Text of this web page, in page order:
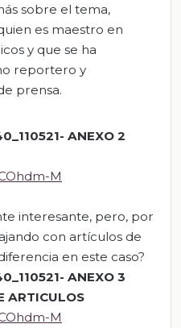
sobre el tema,
es maestro en
y que se ha
reportero y
prensa.
ANEXO 2
M
interesante, pero, por
con artículos de
en este caso?
ANEXO 3
ARTICULOS
M